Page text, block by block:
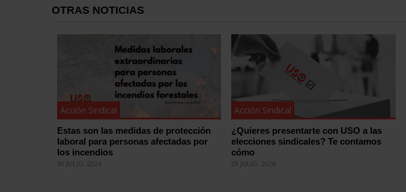
OTRAS NOTICIAS
Acción Sindical
Estas son las medidas de protección
laboral para personas afectadas por
los incendios
30 JULIO, 2026
Acción Sindical
¿Quieres presentarte con USO a las
elecciones sindicales? Te contamos
cómo
29 JULIO, 2026